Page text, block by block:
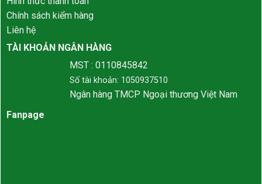
Chính sách kiểm hàng
Liên hệ
TÀI KHOẢN NGÂN HÀNG
MST : 0110845842
Số tài khoản: 1050937510
Ngân hàng TMCP Ngoại thương Việt Nam
Fanpage